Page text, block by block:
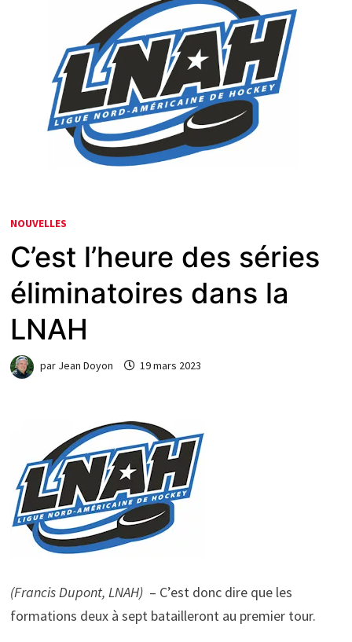
NOUVELLES
C’est l’heure des séries
éliminatoires dans la
LNAH
par Jean Doyon 19 mars 2023
(Francis Dupont, LNAH)– C’est donc dire que les
formations deux à sept batailleront au premier tour.